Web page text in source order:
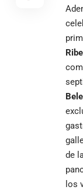
de
los